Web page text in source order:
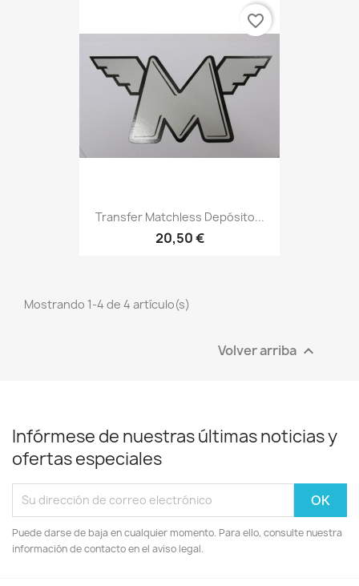
Transfer Matchless Depósito...
20,50 €
favorite_border
Mostrando 1-4 de 4 artículo(s)
Volver arriba 
Infórmese de nuestras últimas noticias y
ofertas especiales
Puede darse de baja en cualquier momento. Para ello, consulte nuestra
información de contacto en el aviso legal.